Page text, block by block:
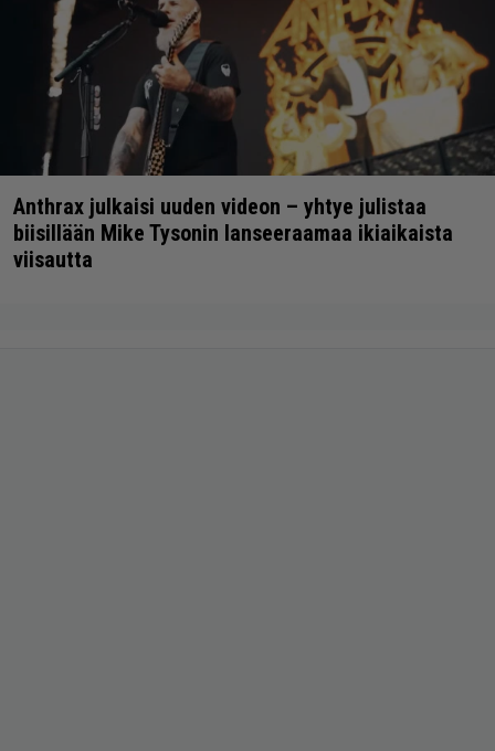
Anthrax julkaisi uuden videon – yhtye julistaa
biisillään Mike Tysonin lanseeraamaa ikiaikaista
viisautta